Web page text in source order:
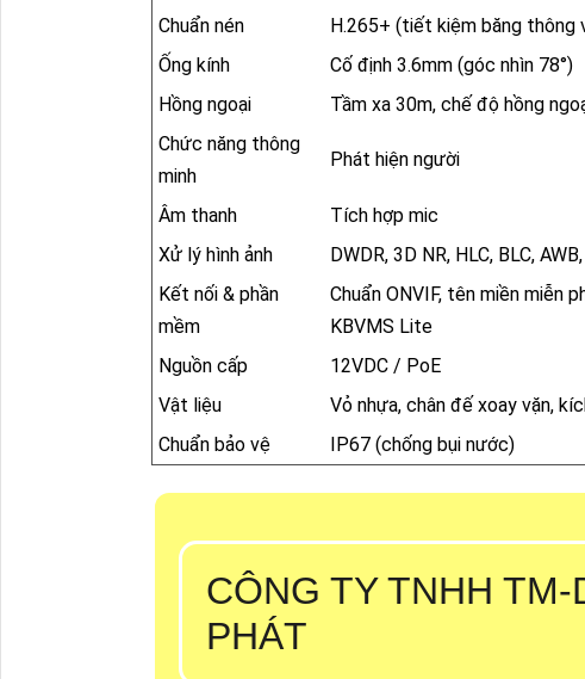
Chuẩn nén
H.265+ (tiết kiệm băng thông
Ống kính
Cố định 3.6mm (góc nhìn 78°)
Hồng ngoại
Tầm xa 30m, chế độ hồng
Chức năng thông
minh
Phát hiện người
Âm thanh
Tích hợp mic
Xử lý hình ảnh
DWDR, 3D NR, HLC, BLC,
Kết nối & phần
mềm
Chuẩn ONVIF, tên miền miễn
KBVMS Lite
Nguồn cấp
12VDC / PoE
Vật liệu
Vỏ nhựa, chân đế xoay vặn,
Chuẩn bảo vệ
IP67 (chống bụi nước)
CÔNG TY TNHH
PHÁT